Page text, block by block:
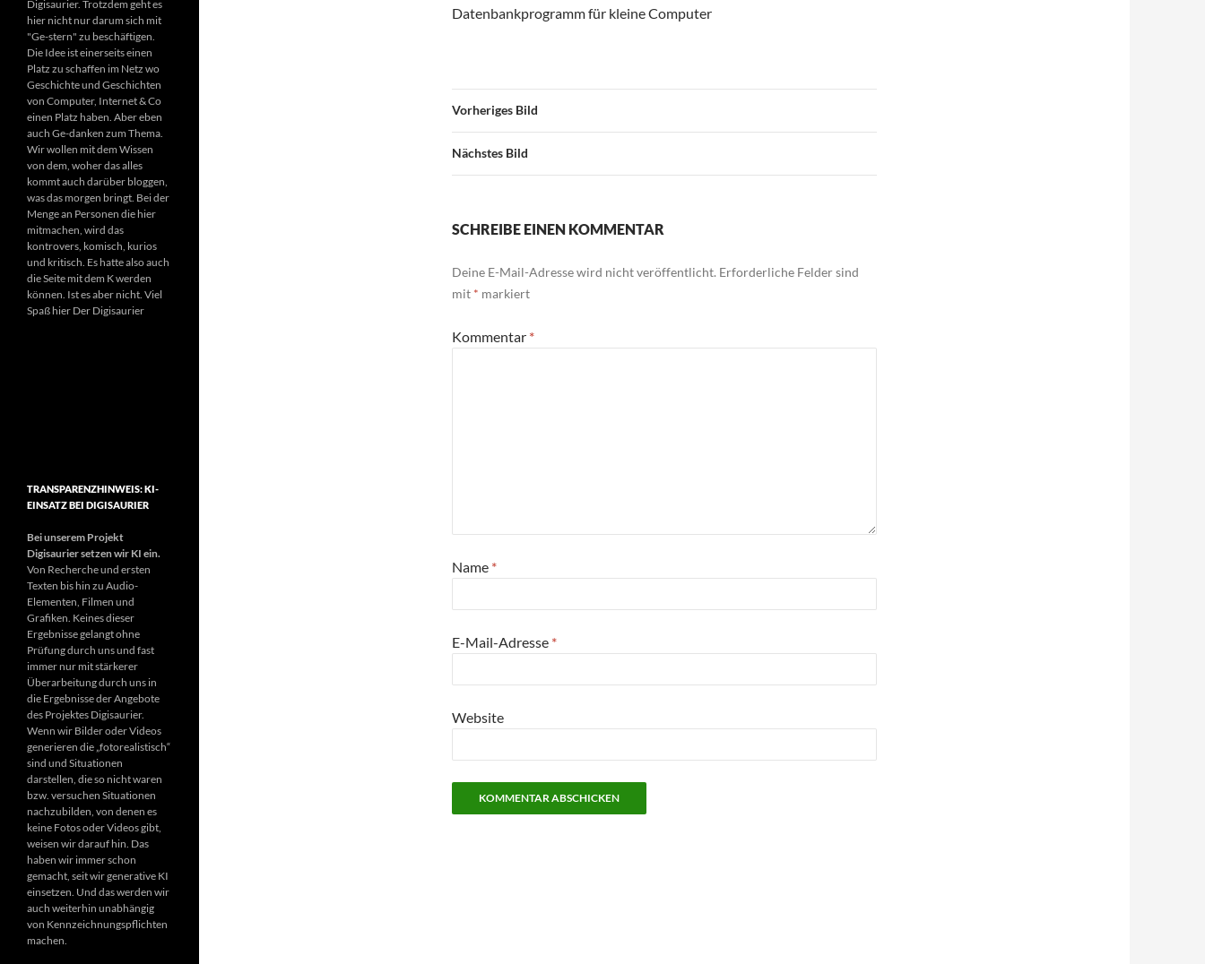
Datenbankprogramm für kleine Computer
Vorheriges Bild
Nächstes Bild
SCHREIBE EINEN KOMMENTAR
Deine E-Mail-Adresse wird nicht veröffentlicht. Erforderliche Felder sind
mit * markiert
Kommentar *
Name *
E-Mail-Adresse *
Website
Digisaurier. Trotzdem geht es
hier nicht nur darum sich mit
"Ge-stern" zu beschäftigen.
Die Idee ist einerseits einen
Platz zu schaffen im Netz wo
Geschichte und Geschichten
von Computer, Internet & Co
einen Platz haben. Aber eben
auch Ge-danken zum Thema.
Wir wollen mit dem Wissen
von dem, woher das alles
kommt auch darüber bloggen,
was das morgen bringt. Bei der
Menge an Personen die hier
mitmachen, wird das
kontrovers, komisch, kurios
und kritisch. Es hatte also auch
die Seite mit dem K werden
können. Ist es aber nicht. Viel
Spaß hier Der Digisaurier
TRANSPARENZHINWEIS: KI-
EINSATZ BEI DIGISAURIER
Bei unserem Projekt
Digisaurier setzen wir KI ein.
Von Recherche und ersten
Texten bis hin zu Audio-
Elementen, Filmen und
Grafiken. Keines dieser
Ergebnisse gelangt ohne
Prüfung durch uns und fast
immer nur mit stärkerer
Überarbeitung durch uns in
die Ergebnisse der Angebote
des Projektes Digisaurier.
Wenn wir Bilder oder Videos
generieren die „fotorealistisch“
sind und Situationen
darstellen, die so nicht waren
bzw. versuchen Situationen
nachzubilden, von denen es
keine Fotos oder Videos gibt,
weisen wir darauf hin. Das
haben wir immer schon
gemacht, seit wir generative KI
einsetzen. Und das werden wir
auch weiterhin unabhängig
von Kennzeichnungspflichten
machen.